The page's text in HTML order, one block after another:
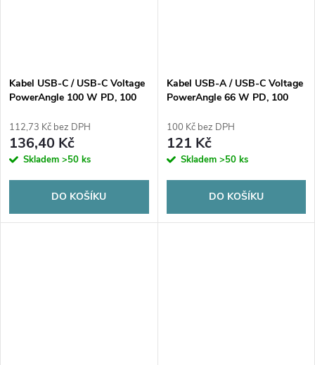
Kabel USB-C / USB-C Voltage
PowerAngle 100 W PD, 100
112,73 Kč bez DPH
136,40 Kč
Skladem >50 ks
DO KOŠÍKU
Kabel USB-A / USB-C Voltage
PowerAngle 66 W PD, 100
100 Kč bez DPH
121 Kč
Skladem >50 ks
DO KOŠÍKU